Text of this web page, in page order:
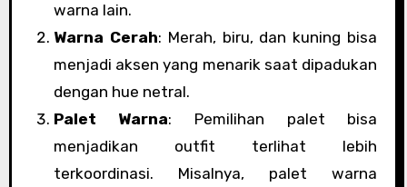
warna lain.
Warna Cerah: Merah, biru, dan kuning bisa
menjadi aksen yang menarik saat dipadukan
dengan hue netral.
Palet Warna: Pemilihan palet bisa
menjadikan outfit terlihat lebih
terkoordinasi. Misalnya, palet warna